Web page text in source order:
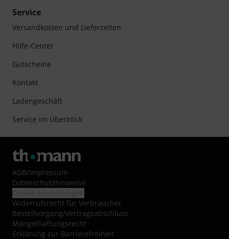
Service
Versandkosten und Lieferzeiten
Hilfe-Center
Gutscheine
Kontakt
Ladengeschäft
Service im Überblick
AGB/Impressum
Datenschutzhinweise
Widerrufsrecht für Verbraucher
Bestellvorgang/Vertragsabschluss
Mängelhaftungsrecht
Erklärung zur Barrierefreiheit